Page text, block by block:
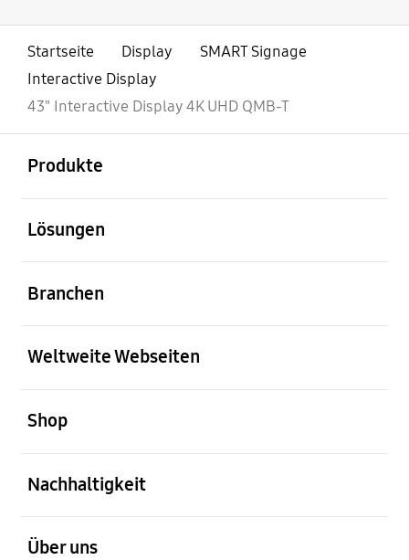
Startseite Display
SMART Signage
Interactive Display
43" Interactive Display 4K UHD QMB-T
Produkte
Lösungen
Branchen
Weltweite Webseiten
Shop
Nachhaltigkeit
Über uns